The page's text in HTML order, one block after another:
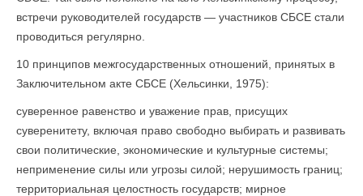
встречи руководителей государств — участников СБСЕ стали
проводиться регулярно.
10 принципов межгосударственных отношений, принятых в
Заключительном акте СБСЕ (Хельсинки, 1975):
суверенное равенство и уважение прав, присущих
суверенитету, включая право свободно выбирать и развивать
свои политические, экономические и культурные системы;
неприменение силы или угрозы силой; нерушимость границ;
территориальная целостность государств; мирное